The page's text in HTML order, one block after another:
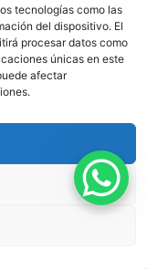
tecnologías como las
del dispositivo. El
procesar datos como
únicas en este
afectar
que se
para el